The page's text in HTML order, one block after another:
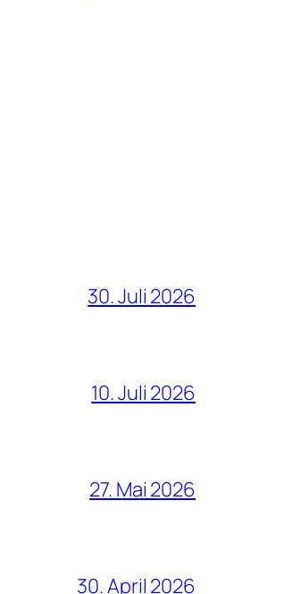
30. Juli 2026
10. Juli 2026
27. Mai 2026
30. April 2026